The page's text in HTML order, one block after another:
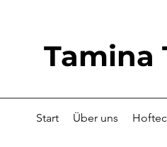
Tamina
Start Über uns